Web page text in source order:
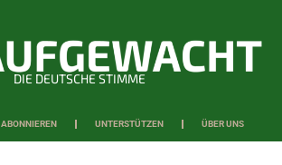
DIE DEUTSCHE STIMME
ABONNIEREN UNTERSTÜTZEN ÜBER UNS